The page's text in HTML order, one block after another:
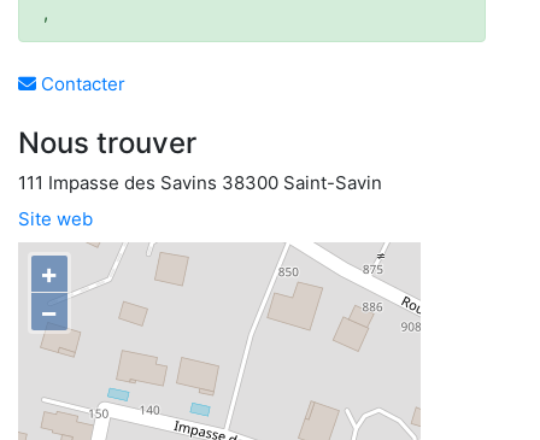
,
Contacter
Nous trouver
111 Impasse des Savins 38300 Saint-Savin
Site web
+
−